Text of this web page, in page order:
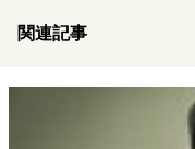
関連記事